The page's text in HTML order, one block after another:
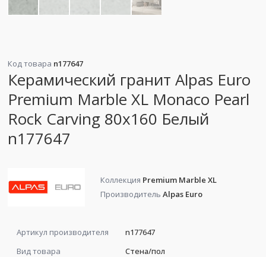
Код товара n177647
Керамический гранит Alpas Euro
Premium Marble XL Monaco Pearl
Rock Carving 80x160 Белый
n177647
Коллекция Premium Marble XL
Производитель Alpas Euro
Артикул производителя
n177647
Вид товара
Стена/пол